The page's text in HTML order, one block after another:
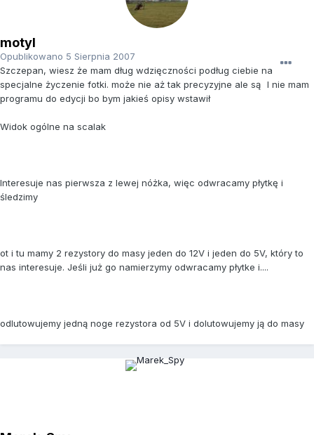
motyl
Opublikowano 5 Sierpnia 2007
Szczepan, wiesz że mam dług wdzięczności podług ciebie na
specjalne życzenie fotki. może nie aż tak precyzyjne ale są I nie mam
programu do edycji bo bym jakieś opisy wstawił
Widok ogólne na scalak
Interesuje nas pierwsza z lewej nóżka, więc odwracamy płytkę i
śledzimy
ot i tu mamy 2 rezystory do masy jeden do 12V i jeden do 5V, który to
nas interesuje. Jeśli już go namierzymy odwracamy płytke i....
odlutowujemy jedną noge rezystora od 5V i dolutowujemy ją do masy